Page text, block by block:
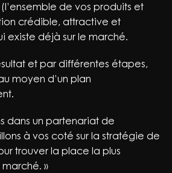
de vos produits et
crédible, attractive et
existe déjà sur le marché.
et par différentes étapes,
moyen d’un plan
dans un partenariat de
à vos coté sur la stratégie de
trouver la place la plus
»